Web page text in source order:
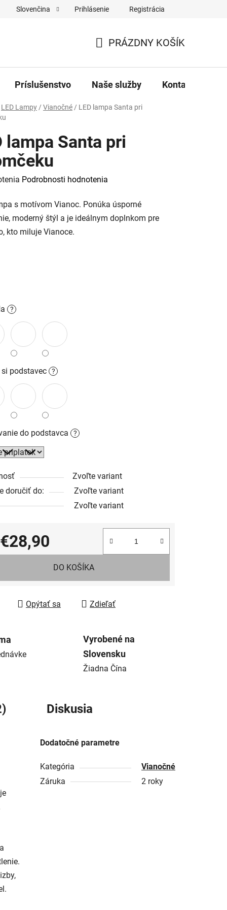
Formulár na odstúpenie od zmluvy Reklamačný formulár
Slovenčina Prihlásenie Registrácia
KOŠÍK
PRÁZDNY KOŠÍK
Príslušenstvo Naše služby Kontakty
LED Lampy / Vianočné / LED lampa Santa pri
lampa Santa pri
Podrobnosti hodnotenia
s motívom Vianoc. Ponúka úsporné
moderný štýl a je ideálnym doplnkom pre
kto miluje Vianoce.
?
si podstavec ?
do podstavca ?
Zvoľte variant
doručiť do:
Zvoľte variant
Zvoľte variant
€28,90
cena:
DO KOŠÍKA
Opýtať sa Zdieľať
Vyrobené na
Slovensku
Žiadna Čína
Diskusia
Dodatočné parametre
Kategória
Vianočné
Záruka
2 roky